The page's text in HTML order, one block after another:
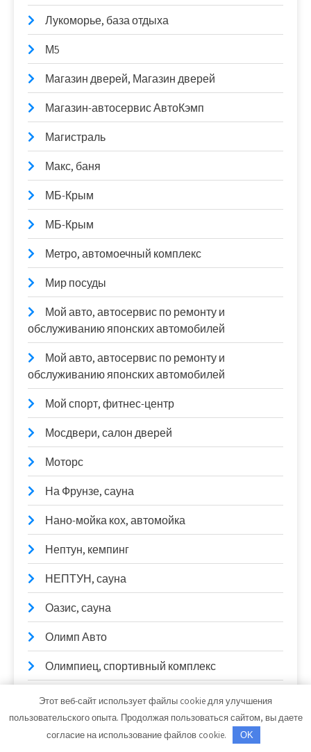
Лукоморье, база отдыха
М5
Магазин дверей, Магазин дверей
Магазин-автосервис АвтоКэмп
Магистраль
Макс, баня
МБ-Крым
МБ-Крым
Метро, автомоечный комплекс
Мир посуды
Мой авто, автосервис по ремонту и
обслуживанию японских автомобилей
Мой авто, автосервис по ремонту и
обслуживанию японских автомобилей
Мой спорт, фитнес-центр
Мосдвери, салон дверей
Моторс
На Фрунзе, сауна
Нано-мойка кох, автомойка
Нептун, кемпинг
НЕПТУН, сауна
Оазис, сауна
Олимп Авто
Олимпиец, спортивный комплекс
Олимпик, гостиница
Омега
Этот веб-сайт использует файлы cookie для улучшения
пользовательского опыта. Продолжая пользоваться сайтом, вы даете
согласие на использование файлов cookie.
OK